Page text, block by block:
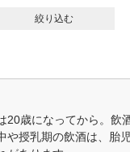
絞り込む
20歳になってから。飲
や授乳期の飲酒は、胎